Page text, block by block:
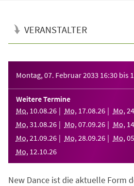
VERANSTALTER
Montag, 07. Februar 2033 16:30 bis
Weitere Termine
Mo, 10.08.26 Mo, 17.08.26 Mo, 24
Mo, 31 .08.26 Mo, 07.09.26 Mo, 14
Mo, 21 .09.26 Mo, 28.09.26 Mo, 05
Mo, 12.10.26
New Dance ist die aktuelle Form